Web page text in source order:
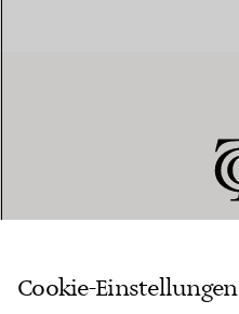
KUNDENSERVICE
Cookie-Einstellungen